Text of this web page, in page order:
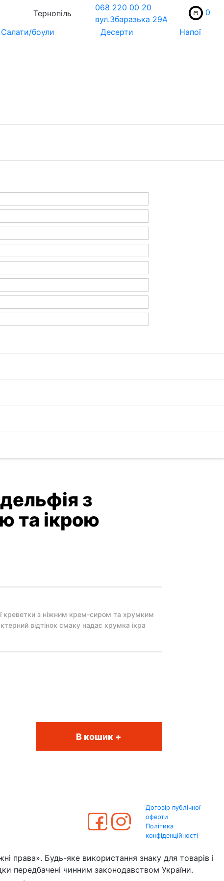
Тернопіль
068 220 00 20
вул.Збаразька 29А
0
Салати/боули Десерти Напої
з
та ікрою
креветки з ніжним крем-сиром та хрумким
відтінок смаку надає хрумка ікра
В кошик +
Договір публічної
оферти
Політика
конфіденційності
права». Будь-яке використання знаку для товарів і
передбачені чинним законодавством України.